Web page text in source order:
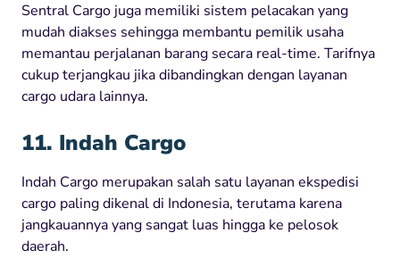
Sentral Cargo juga memiliki sistem pelacakan yang
mudah diakses sehingga membantu pemilik usaha
memantau perjalanan barang secara real-time. Tarifnya
cukup terjangkau jika dibandingkan dengan layanan
cargo udara lainnya.
11. Indah Cargo
Indah Cargo merupakan salah satu layanan ekspedisi
cargo paling dikenal di Indonesia, terutama karena
jangkauannya yang sangat luas hingga ke pelosok
daerah.